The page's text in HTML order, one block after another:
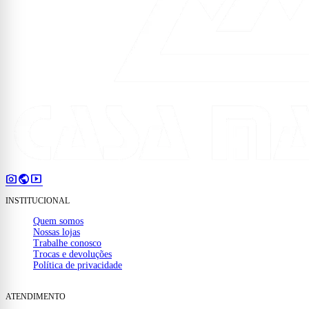
photo_camerapublicsmart_display
INSTITUCIONAL
Quem somos
Nossas lojas
Trabalhe conosco
Trocas e devoluções
Política de privacidade
ATENDIMENTO